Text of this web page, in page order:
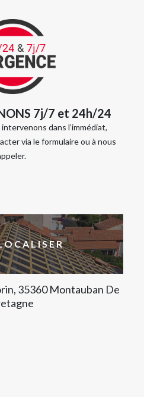
7j/7 et 24h/24
dans l’immédiat,
via le formulaire ou à nous
35360 Montauban De